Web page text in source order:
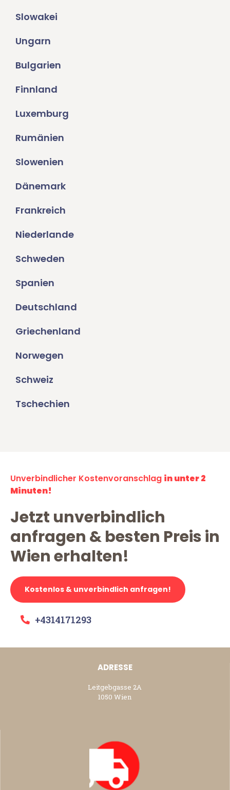
Slowakei
Ungarn
Bulgarien
Finnland
Luxemburg
Rumänien
Slowenien
Dänemark
Frankreich
Niederlande
Schweden
Spanien
Deutschland
Griechenland
Norwegen
Schweiz
Tschechien
Unverbindlicher Kostenvoranschlag in unter 2
Minuten!
Jetzt unverbindlich
anfragen & besten Preis in
Wien erhalten!
Kostenlos & unverbindlich anfragen!
+4314171293
ADRESSE
Leitgebgasse 2A
1050 Wien